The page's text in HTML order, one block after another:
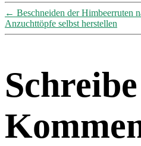
← Beschneiden der Himbeerruten
Anzuchttöpfe selbst herstellen